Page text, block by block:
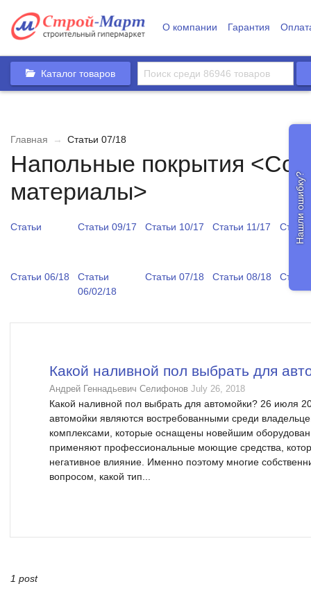
О компании Гарантия
Каталог товаров
Главная → Статьи 07/18
Напольные покрытия
материалы>
Статьи Статьи 09/17 Статьи 10/17 Статьи 11/17
Статьи 06/18
Статьи
06/02/18
Статьи 07/18 Статьи 08/18
Какой наливной пол выбрать для
Андрей Геннадьевич Селифонов July 26, 2018
Какой наливной пол выбрать для автомойки? 26 июля
автомойки являются востребованными среди
комплексами, которые оснащены новейшим
применяют профессиональные моющие средства,
негативное влияние. Именно поэтому многие
вопросом, какой тип...
1 post
Нашли ошибку?